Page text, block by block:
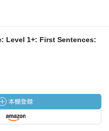
独行動をする
Level 1+: First Sentences: